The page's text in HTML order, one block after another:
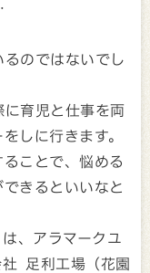
のではないでし
育児と仕事を両
しに行きます。
ことで、悩める
きるといいなと
、アラマークユ
足利工場（花園